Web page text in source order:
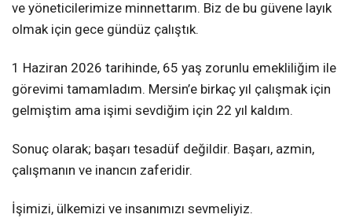
ve yöneticilerimize minnettarım. Biz de bu güvene layık
olmak için gece gündüz çalıştık.
1 Haziran 2026 tarihinde, 65 yaş zorunlu emekliliğim ile
görevimi tamamladım. Mersin’e birkaç yıl çalışmak için
gelmiştim ama işimi sevdiğim için 22 yıl kaldım.
Sonuç olarak; başarı tesadüf değildir. Başarı, azmin,
çalışmanın ve inancın zaferidir.
İşimizi, ülkemizi ve insanımızı sevmeliyiz.